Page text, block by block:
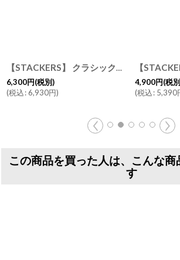
【STACKERS】 クラシック ジュエリーボックス Lid リッド （蓋付ケース） ペブルグレー Pebble Gray スタッカーズ ロンドン イギリス
6,300円(税別)
(税込:6,930円)
4,900円(税
(税込: 5,390
この商品を買った人は、こんな商
す